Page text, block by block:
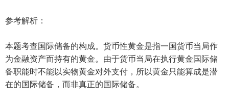
参考解析：
本题考查国际储备的构成。货币性黄金是指一国货币当局作
为金融资产而持有的黄金。由于货币当局在执行黄金国际储
备职能时不能以实物黄金对外支付，所以黄金只能算成是潜
在的国际储备，而非真正的国际储备。